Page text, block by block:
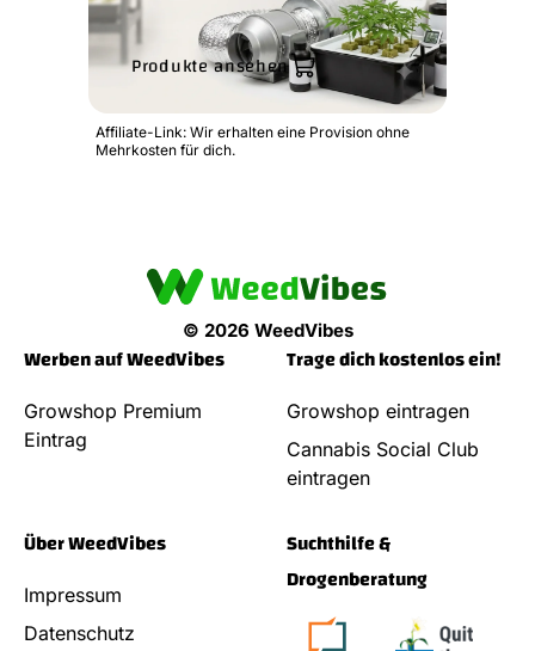
Produkte ansehen
Affiliate-Link: Wir erhalten eine Provision ohne
Mehrkosten für dich.
© 2026 WeedVibes
Werben auf WeedVibes
Growshop Premium
Eintrag
Trage dich kostenlos ein!
Growshop eintragen
Cannabis Social Club
eintragen
Über WeedVibes
Impressum
Datenschutz
Suchthilfe &
Drogenberatung